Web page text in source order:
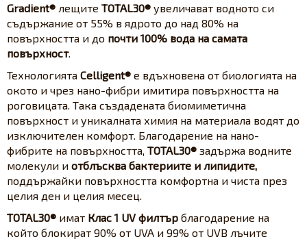
Gradient® лещите TOTAL30® увеличават водното си
съдържание от 55% в ядрото до над 80% на
повърхността и до почти 100% вода на самата
повърхност.
Технологията Celligent® е вдъхновена от биологията на
окото и чрез нано-фибри имитира повърхността на
роговицата. Така създадената биомиметична
повърхност и уникалната химия на материала водят до
изключителен комфорт. Благодарение на нано-
фибрите на повърхността, TOTAL30® задържа водните
молекули и отблъсква бактериите и липидите,
поддържайки повърхността комфортна и чиста през
целия ден и целия месец.
TOTAL30® имат Клас 1 UV филтър благодарение на
който блокират 90% от UVA и 99% от UVB лъчите